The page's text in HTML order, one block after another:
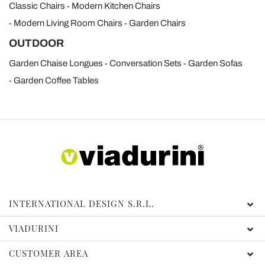
Classic Chairs
Modern Kitchen Chairs
Modern Living Room Chairs
Garden Chairs
OUTDOOR
Garden Chaise Longues Conversation Sets
Garden Sofas
Garden Coffee Tables
INTERNATIONAL DESIGN S.R.L.
VIADURINI
CUSTOMER AREA